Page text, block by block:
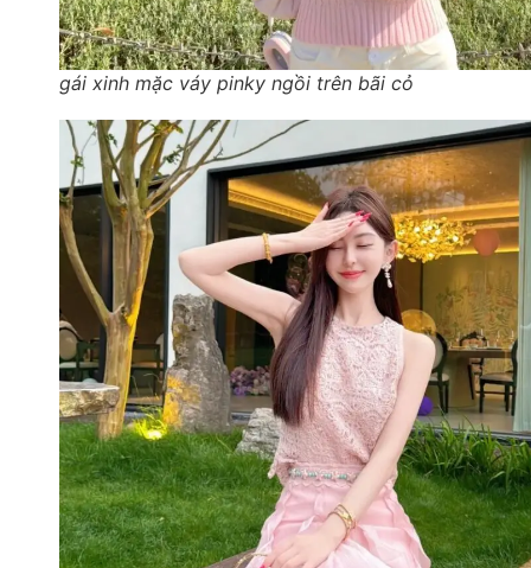
gái xinh mặc váy pinky ngồi trên bãi cỏ